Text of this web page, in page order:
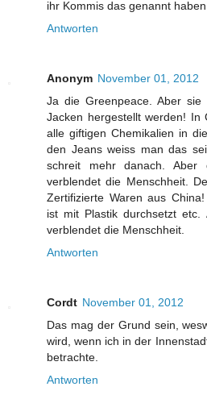
ihr Kommis das genannt
Antworten
Anonym November 01, 2012
Ja die Greenpeace. Aber
Jacken hergestellt werden! In
alle giftigen Chemikalien in
den Jeans weiss man das
schreit mehr danach. Aber
verblendet die Menschheit.
Zertifizierte Waren aus
ist mit Plastik durchsetzt
verblendet die Menschheit.
Antworten
Cordt November 01, 2012
Das mag der Grund sein,
wird, wenn ich in der
betrachte.
Antworten